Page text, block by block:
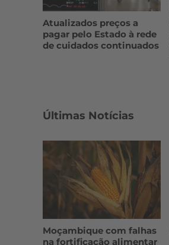
Atualizados preços a
pagar pelo Estado à rede
de cuidados continuados
Últimas Notícias
Moçambique com falhas
na fortificação alimentar